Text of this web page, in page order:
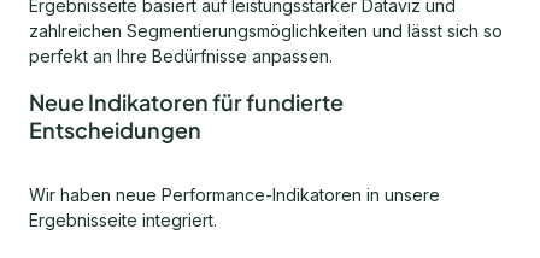
Ergebnisseite basiert auf leistungsstarker Dataviz und
zahlreichen Segmentierungsmöglichkeiten und lässt sich so
perfekt an Ihre Bedürfnisse anpassen.
Neue Indikatoren für fundierte
Entscheidungen
Wir haben neue Performance-Indikatoren in unsere
Ergebnisseite integriert.